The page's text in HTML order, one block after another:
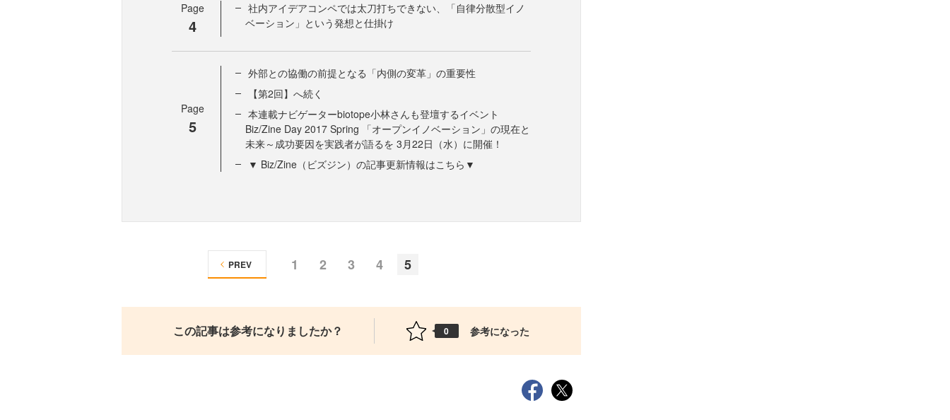
Page
4
社内アイデアコンペでは太刀打ちできない、「自律分散型イノ
ベーション」という発想と仕掛け
Page
5
外部との協働の前提となる「内側の変革」の重要性
【第2回】へ続く
本連載ナビゲーターbiotope小林さんも登壇するイベント
Biz/Zine Day 2017 Spring 「オープンイノベーション」の現在と
未来～成功要因を実践者が語るを 3月22日（水）に開催！
▼ Biz/Zine（ビズジン）の記事更新情報はこちら▼
1 2 3 4 5
PREV
この記事は参考になりましたか？ 0 参考になった